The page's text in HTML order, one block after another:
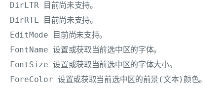
DirLTR 目前尚未支持。
DirRTL 目前尚未支持。
EditMode 目前尚未支持。
FontName 设置或获取当前选中区的字体。
FontSize 设置或获取当前选中区的字体大小。
ForeColor 设置或获取当前选中区的前景(文本)颜色。